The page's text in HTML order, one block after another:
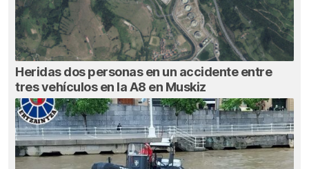
Heridas dos personas en un accidente entre
tres vehículos en la A8 en Muskiz